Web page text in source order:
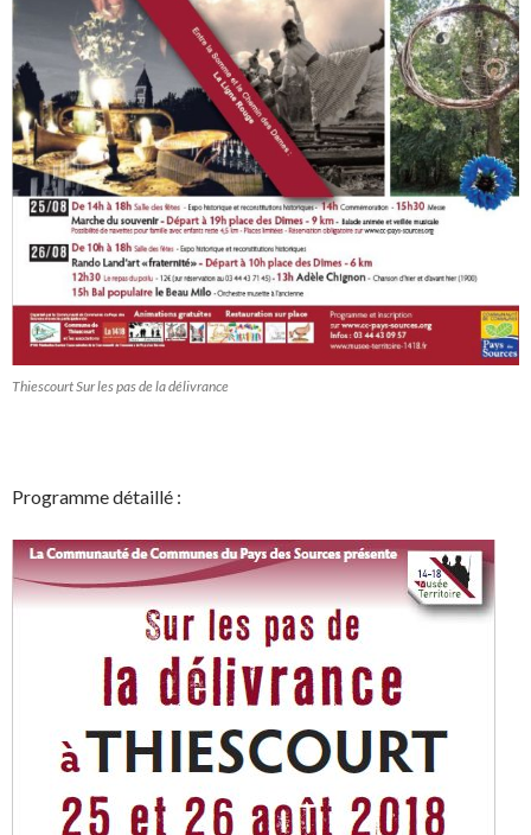
Thiescourt Sur les pas de la délivrance
Programme détaillé :